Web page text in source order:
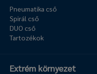
Pneumatika cső
Spirál cső
DUO cső
Tartozékok
Extrém környezet